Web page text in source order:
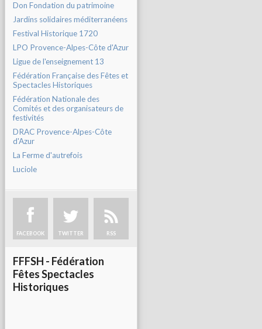
Don Fondation du patrimoine
Jardins solidaires méditerranéens
Festival Historique 1720
LPO Provence-Alpes-Côte d'Azur
Ligue de l'enseignement 13
Fédération Française des Fêtes et
Spectacles Historiques
Fédération Nationale des
Comités et des organisateurs de
festivités
DRAC Provence-Alpes-Côte
d'Azur
La Ferme d'autrefois
Luciole
FACEBOOK TWITTER RSS
FFFSH - Fédération
Fêtes Spectacles
Historiques